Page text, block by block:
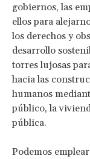
gobiernos, las
ellos para
los derechos y
desarrollo
torres lujosas
hacia las
humanos
público, la
pública.
Podemos